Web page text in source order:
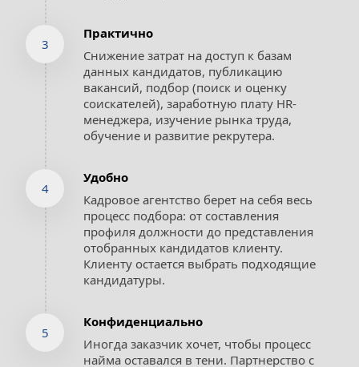
3
Практично
Снижение затрат на доступ к базам
данных кандидатов, публикацию
вакансий, подбор (поиск и оценку
соискателей), заработную плату HR-
менеджера, изучение рынка труда,
обучение и развитие рекрутера.
4
Удобно
Кадровое агентство берет на себя весь
процесс подбора: от составления
профиля должности до представления
отобранных кандидатов клиенту.
Клиенту остается выбрать подходящие
кандидатуры.
5
Конфиденциально
Иногда заказчик хочет, чтобы процесс
найма оставался в тени. Партнерство с